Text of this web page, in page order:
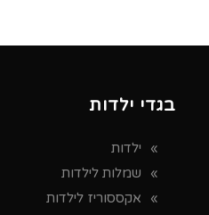
בגדי ילדות
ילדות
שמלות לילדות
אקססוריז לילדות